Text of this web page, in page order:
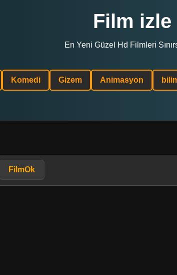
Film izle
En Yeni Güzel Hd Filmleri
Komedi Gizem Animasyon
FilmOk